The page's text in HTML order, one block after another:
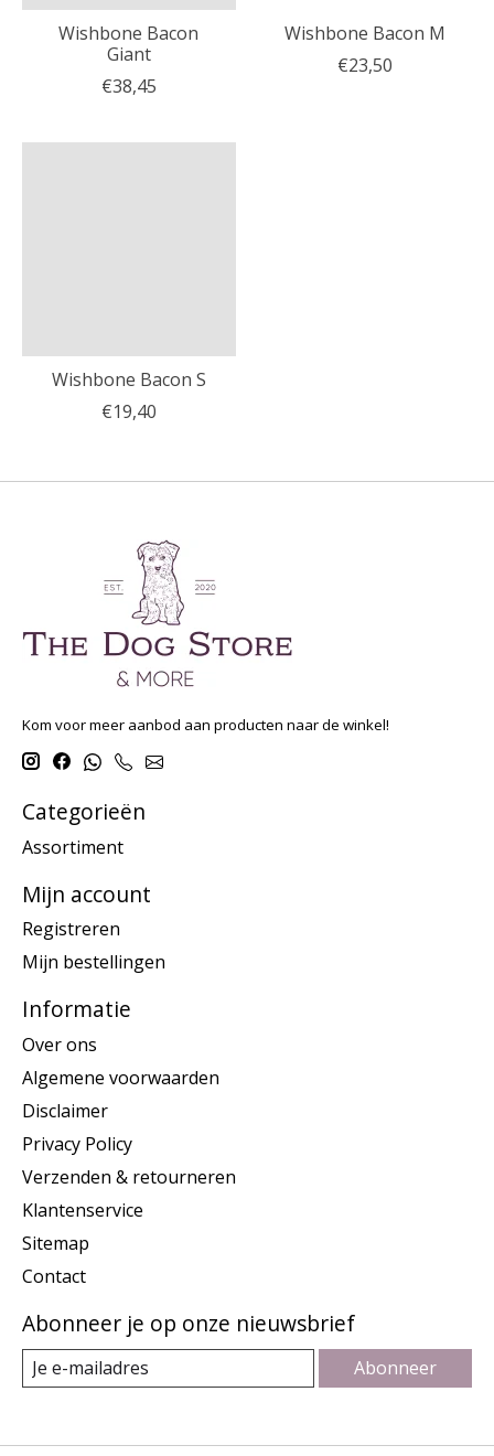
Wishbone Bacon
Giant
€38,45
Wishbone Bacon M
€23,50
Wishbone Bacon S
€19,40
Kom voor meer aanbod aan producten naar de winkel!
Categorieën
Assortiment
Mijn account
Registreren
Mijn bestellingen
Informatie
Over ons
Algemene voorwaarden
Disclaimer
Privacy Policy
Verzenden & retourneren
Klantenservice
Sitemap
Contact
Abonneer je op onze nieuwsbrief
Abonneer